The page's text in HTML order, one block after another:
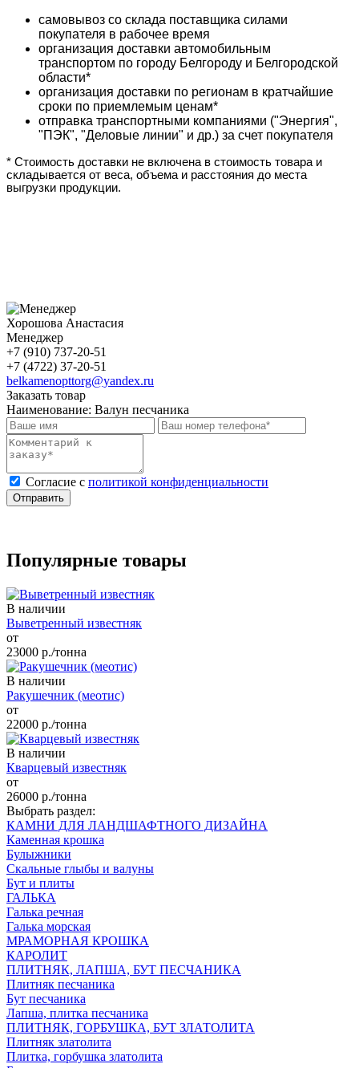
самовывоз со склада поставщика силами
покупателя в рабочее время
организация доставки автомобильным
транспортом по городу Белгороду и Белгородской
области*
организация доставки по регионам в кратчайшие
сроки по приемлемым ценам*
отправка транспортными компаниями ("Энергия",
"ПЭК", "Деловые линии" и др.) за счет покупателя
* Стоимость доставки не включена в стоимость товара и
складывается от веса, объема и расстояния до места
выгрузки продукции.
Хорошова Анастасия
Менеджер
+7 (910) 737-20-51
+7 (4722) 37-20-51
belkamenopttorg@yandex.ru
Заказать товар
Наименование: Валун песчаника
Cогласие с политикой конфиденциальности
Отправить
Популярные товары
В наличии
Выветренный известняк
от
23000 р./тонна
В наличии
Ракушечник (меотис)
от
22000 р./тонна
В наличии
Кварцевый известняк
от
26000 р./тонна
Выбрать раздел:
КАМНИ ДЛЯ ЛАНДШАФТНОГО ДИЗАЙНА
Каменная крошка
Булыжники
Скальные глыбы и валуны
Бут и плиты
ГАЛЬКА
Галька речная
Галька морская
МРАМОРНАЯ КРОШКА
КАРОЛИТ
ПЛИТНЯК, ЛАПША, БУТ ПЕСЧАНИКА
Плитняк песчаника
Бут песчаника
Лапша, плитка песчаника
ПЛИТНЯК, ГОРБУШКА, БУТ ЗЛАТОЛИТА
Плитняк златолита
Плитка, горбушка златолита